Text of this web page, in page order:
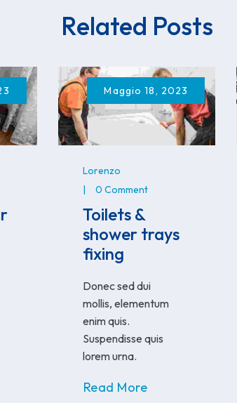
Related Posts
Maggio 18, 2023
Lorenzo
0 Comment
Toilets &
shower trays
fixing
Donec sed dui
mollis, elementum
enim quis.
Suspendisse quis
lorem urna.
Read More